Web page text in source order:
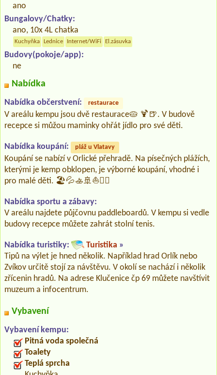
ano
Bungalovy/Chatky:
ano, 10x 4L chatka
Kuchyňka Lednice Internet/WiFi El.zásuvka
Budovy(pokoje/app):
ne
Nabídka
Nabídka občerstvení: restaurace
V areálu kempu jsou dvě restaurace🥧 🍹🍺. V budově
recepce si můžou maminky ohřát jídlo pro své děti.
Nabídka koupání: pláž u Vlatavy
Koupání se nabízí v Orlické přehradě. Na písečných plážích,
kterými je kemp obklopen, je výborné koupání, vhodné i
pro malé děti. 🏖️💦🚣🚢⛵🤽‍♂️
Nabídka sportu a zábavy:
V areálu najdete půjčovnu paddleboardů. V kempu si vedle
budovy recepce můžete zahrát stolní tenis.
Nabídka turistiky: Turistika »
Tipů na výlet je hned několik. Například hrad Orlík nebo
Zvíkov určitě stojí za návštěvu. V okolí se nachází i několik
zřícenin hradů. Na adrese Klučenice čp 69 můžete navštívit
muzeum a infocentrum.
Vybavení
Vybavení kempu:
Pitná voda společná
Toalety
Teplá sprcha